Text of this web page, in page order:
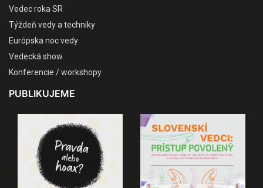
Vedec roka SR
Týždeň vedy a techniky
Európska noc vedy
Vedecká show
Konferencie / workshopy
PUBLIKUJEME